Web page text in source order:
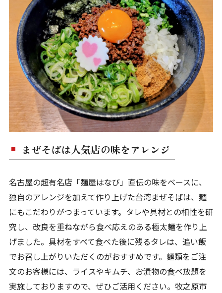
まぜそばは人気店の味をアレンジ
名古屋の超有名店「麵屋はなび」直伝の味をベースに、
独自のアレンジを加えて作り上げた台湾まぜそばは、麺
にもこだわりがつまっています。タレや具材との相性を研
究し、改良を重ねながら食べ応えのある極太麺を作り上
げました。具材をすべて食べた後に残るタレは、追い飯
でお召し上がりいただくのがおすすめです。麵類をご注
文のお客様には、ライスやキムチ、お漬物の食べ放題を
実施しておりますので、ぜひご活用ください。牧之原市